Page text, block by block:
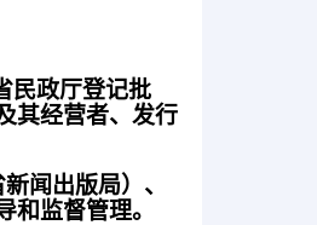
民政厅登记批
其经营者、发行
闻出版局）、
监督管理。